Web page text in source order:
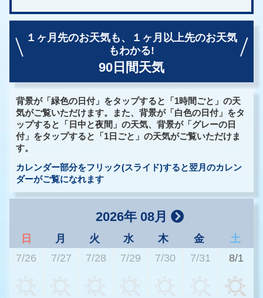
１ヶ月先のお天気も、
１ヶ月以上先のお天気
もわかる!
90日間天気
背景が「緑色の日付」をタップすると「1時間ごと」の天
気がご覧いただけます。また、背景が「白色の日付」をタ
ップすると「日中と夜間」の天気、背景が「グレーの日
付」をタップすると「1日ごと」の天気がご覧いただけま
す。
カレンダー部分をフリック(スライド)すると翌月のカレン
ダーがご覧になれます
2026年 08月
日 月 火 水 木 金
土
7/26
7/27 7/28 7/29 7/30 7/31 8/1